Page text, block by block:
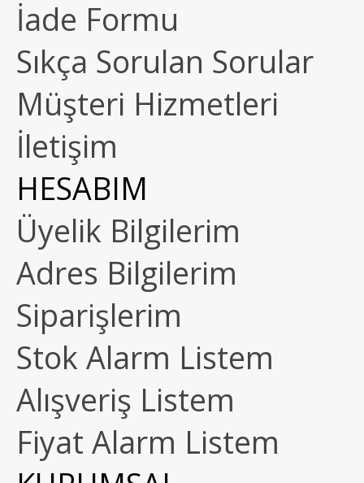
İade Formu
Sıkça Sorulan Sorular
Müşteri Hizmetleri
İletişim
HESABIM
Üyelik Bilgilerim
Adres Bilgilerim
Siparişlerim
Stok Alarm Listem
Alışveriş Listem
Fiyat Alarm Listem